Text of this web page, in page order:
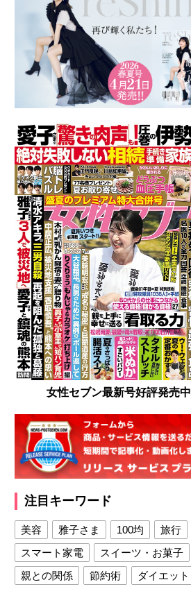
女性セブン最新号好評発売中
注目キーワード
美容 雅子さま 100均
旅行
スマート家電
スイーツ・お菓子
親との関係
節約術
ダイエット